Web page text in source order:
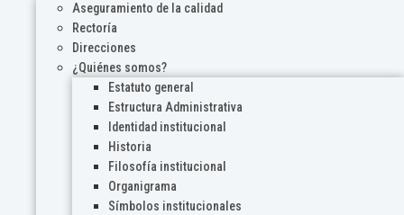
Aseguramiento de la calidad
Rectoría
Direcciones
¿Quiénes somos?
Estatuto general
Estructura Administrativa
Identidad institucional
Historia
Filosofía institucional
Organigrama
Símbolos institucionales